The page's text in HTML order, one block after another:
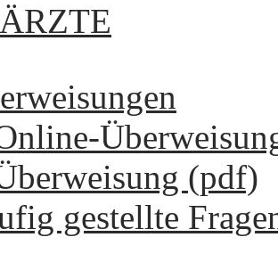
(pdf)
gestellte